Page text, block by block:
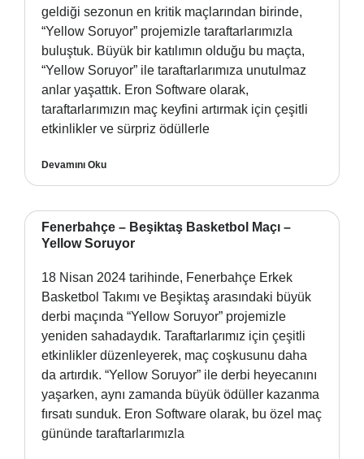
geldiği sezonun en kritik maçlarından birinde,
“Yellow Soruyor” projemizle taraftarlarımızla
buluştuk. Büyük bir katılımın olduğu bu maçta,
“Yellow Soruyor” ile taraftarlarımıza unutulmaz
anlar yaşattık. Eron Software olarak,
taraftarlarımızın maç keyfini artırmak için çeşitli
etkinlikler ve sürpriz ödüllerle
Devamını Oku
Fenerbahçe – Beşiktaş Basketbol Maçı –
Yellow Soruyor
18 Nisan 2024 tarihinde, Fenerbahçe Erkek
Basketbol Takımı ve Beşiktaş arasındaki büyük
derbi maçında “Yellow Soruyor” projemizle
yeniden sahadaydık. Taraftarlarımız için çeşitli
etkinlikler düzenleyerek, maç coşkusunu daha
da artırdık. “Yellow Soruyor” ile derbi heyecanını
yaşarken, aynı zamanda büyük ödüller kazanma
fırsatı sunduk. Eron Software olarak, bu özel maç
gününde taraftarlarımızla